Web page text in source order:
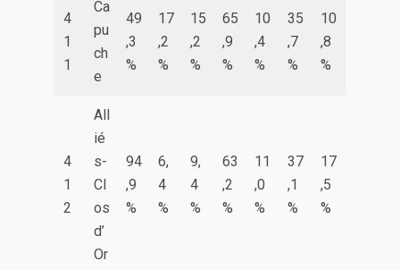
4
1
1
Ca
pu
ch
e
49
,3
%
17
,2
%
15
,2
%
65
,9
%
10
,4
%
35
,7
%
10
,8
%
4
1
2
All
ié
s-
Cl
os
d’
Or
94
,9
%
6,
4
%
9,
4
%
63
,2
%
11
,0
%
37
,1
%
17
,5
%